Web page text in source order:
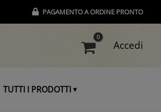
PAGAMENTO A ORDINE PRONTO
Accedi
TUTTI I PRODOTTI